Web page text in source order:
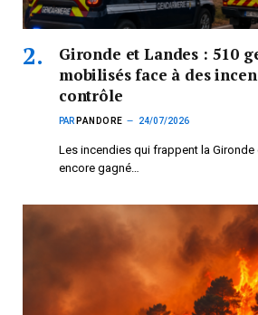
Gironde et Landes : 510
mobilisés face à des
contrôle
PAR PANDORE 24/07/2026
Les incendies qui frappent la Gironde
encore gagné…